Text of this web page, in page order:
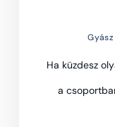
Ha küzdesz
a